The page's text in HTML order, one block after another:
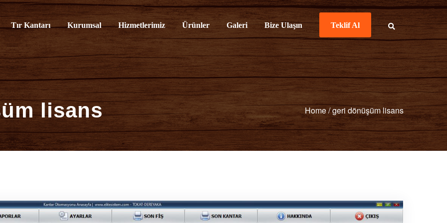
Tır Kantarı Kurumsal Hizmetlerimiz Ürünler Galeri Bize Ulaşın Teklif Al
lisans Home/geri dönüşüm lisans